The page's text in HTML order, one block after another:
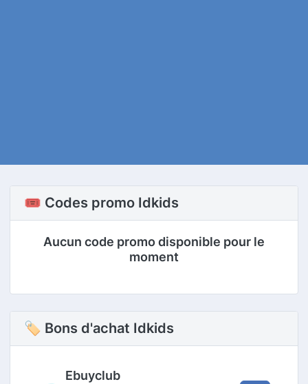
🎟️ Codes promo Idkids
Aucun code promo disponible pour le
moment
🏷 Bons d'achat Idkids
Ebuyclub